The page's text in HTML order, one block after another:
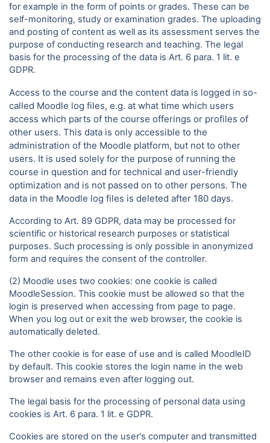
for example in the form of points or grades. These can be
self-monitoring, study or examination grades. The uploading
and posting of content as well as its assessment serves the
purpose of conducting research and teaching. The legal
basis for the processing of the data is Art. 6 para. 1 lit. e
GDPR.
Access to the course and the content data is logged in so-
called Moodle log files, e.g. at what time which users
access which parts of the course offerings or profiles of
other users. This data is only accessible to the
administration of the Moodle platform, but not to other
users. It is used solely for the purpose of running the
course in question and for technical and user-friendly
optimization and is not passed on to other persons. The
data in the Moodle log files is deleted after 180 days.
According to Art. 89 GDPR, data may be processed for
scientific or historical research purposes or statistical
purposes. Such processing is only possible in anonymized
form and requires the consent of the controller.
(2) Moodle uses two cookies: one cookie is called
MoodleSession. This cookie must be allowed so that the
login is preserved when accessing from page to page.
When you log out or exit the web browser, the cookie is
automatically deleted.
The other cookie is for ease of use and is called MoodleID
by default. This cookie stores the login name in the web
browser and remains even after logging out.
The legal basis for the processing of personal data using
cookies is Art. 6 para. 1 lit. e GDPR.
Cookies are stored on the user's computer and transmitted